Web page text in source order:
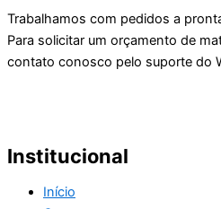
Trabalhamos com pedidos a
Para solicitar um orçamento de
contato conosco pelo suporte do
Institucional
Início